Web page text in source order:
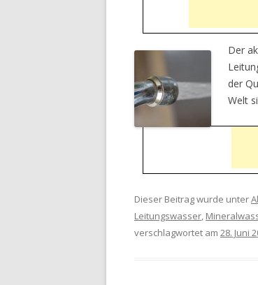
Der
der
Welt
Dieser Beitrag wurde unter
Leitungswasser,
verschlagwortet am 28. Juni